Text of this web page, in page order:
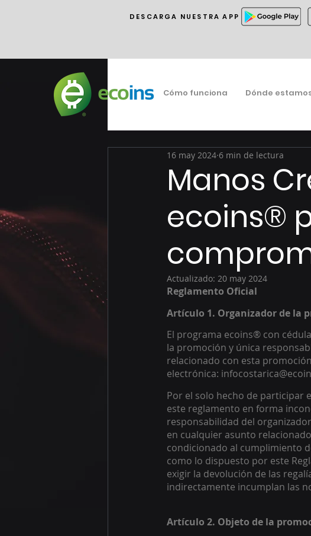
DESCARGA NUESTRA APP
Cómo funciona Dónde
Manos
ecoins®
16 may 2024 6 min de lectura
Actualizado: 20 may 2024
Reglamento Oficial
Artículo 1. Organizador de la
El programa ecoins® con
la promoción y única
relacionado con esta
electrónica:
Por el solo hecho de participar
este reglamento en forma
responsabilidad del
en cualquier asunto
condicionado al cumplimiento
como lo dispuesto por este
exigir la devolución de las
indirectamente incumplan las
Artículo 2. Objeto de la